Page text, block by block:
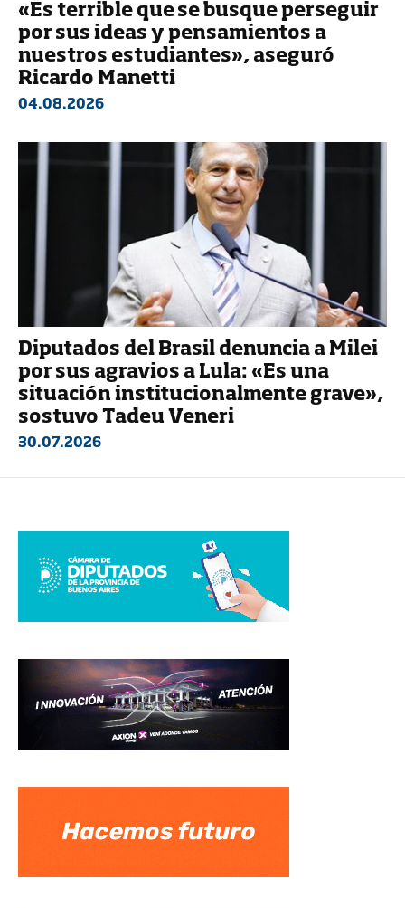
«Es terrible que se busque perseguir
por sus ideas y pensamientos a
nuestros estudiantes», aseguró
Ricardo Manetti
04.08.2026
Diputados del Brasil denuncia a Milei
por sus agravios a Lula: «Es una
situación institucionalmente grave»,
sostuvo Tadeu Veneri
30.07.2026